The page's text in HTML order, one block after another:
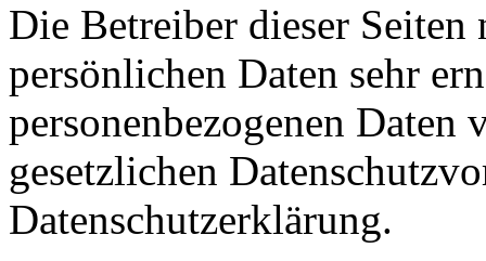
Die Betreiber dieser Seiten
persönlichen Daten sehr
personenbezogenen Daten
gesetzlichen
Datenschutzerklärung.